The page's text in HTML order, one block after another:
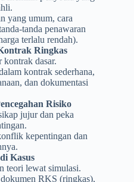
yang umum, cara
tanda penawaran
terlalu rendah).
Ringkas
kontrak dasar.
kontrak sederhana,
dan dokumentasi
Risiko
jujur dan peka
kepentingan dan
Kasus
teori lewat simulasi.
RKS (ringkas),